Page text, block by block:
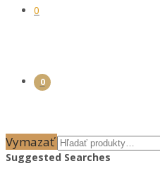
0
0
Vymazať
Suggested Searches